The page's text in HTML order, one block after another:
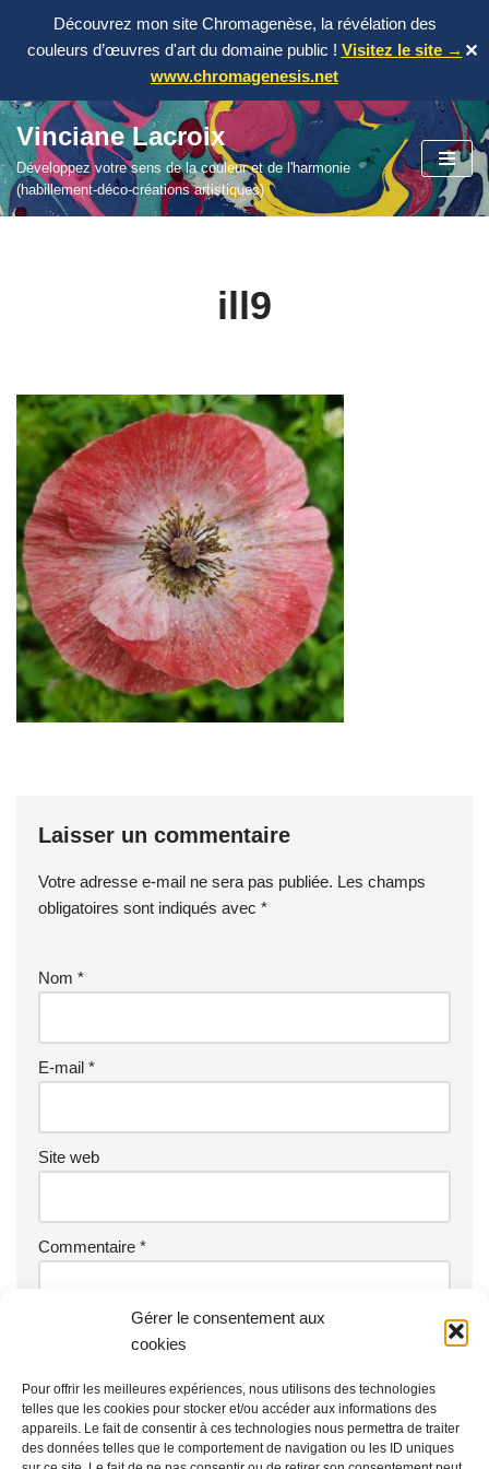
Gérer le consentement aux
cookies
Pour offrir les meilleures expériences, nous utilisons des technologies
telles que les cookies pour stocker et/ou accéder aux informations des
appareils. Le fait de consentir à ces technologies nous permettra de traiter
des données telles que le comportement de navigation ou les ID uniques
Découvrez mon site Chromagenèse, la révélation des
couleurs d’œuvres d'art du domaine public ! Visitez le site →
www.chromagenesis.net
✕
Aller
au
contenu
Vinciane Lacroix
Développez votre sens de la couleur et de l'harmonie
(habillement-déco-créations artistiques)
ill9
Laisser un commentaire
Votre adresse e-mail ne sera pas publiée. Les champs
obligatoires sont indiqués avec *
Nom *
E-mail *
Site web
Commentaire *